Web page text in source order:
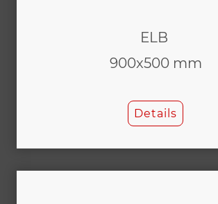
ELB
900x500 mm
Details